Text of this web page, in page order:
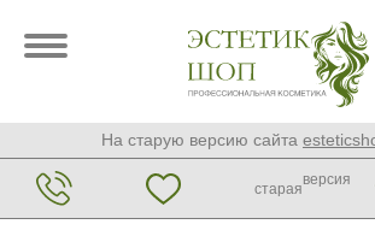
На старую версию сайта
старая
версия